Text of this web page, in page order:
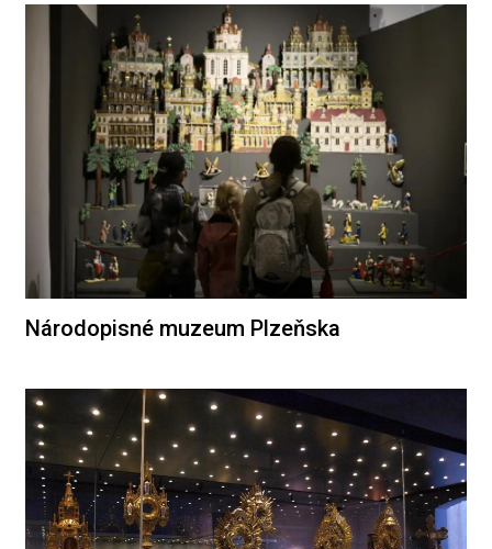
Národopisné muzeum Plzeňska